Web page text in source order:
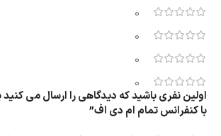
0
0
0
0
اولین نفری باشید که دیدگاهی را ارسال می
با کنفرانس تمام ام دی اف”